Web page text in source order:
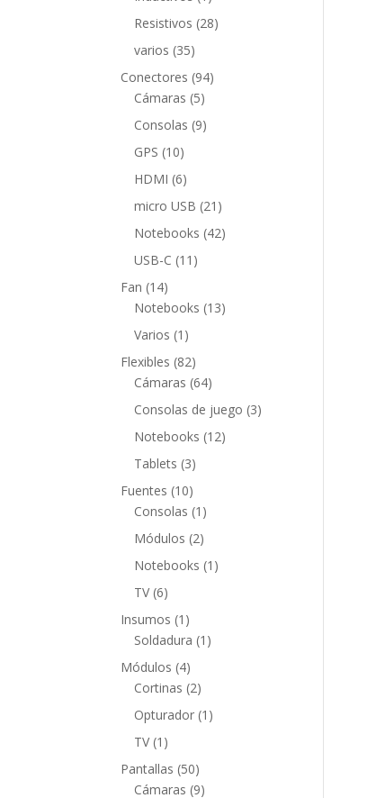
producto
Resistivos 2828
varios 3535
productos
Conectores 9494
Cámaras 55
productos
Consolas 99
GPS 1010
productos
HDMI 66
productos
micro USB 21 21
productos
Notebooks 4242
USB-C 11 11
Fan 1414
productos
Notebooks 1313
Varios 1 1
producto
Flexibles 8282
productos
Cámaras 6464
productos
Consolas de juego 33
Notebooks 1212
Tablets 33
productos
Fuentes 1010
productos
Consolas 1 1
producto
Módulos 22
productos
Notebooks 1 1
TV 66
productos
Insumos 1 1
producto
Soldadura 1 1
Módulos 44
productos
Cortinas 22
productos
Opturador 1 1
TV 1 1
producto
Pantallas 5050
productos
Cámaras 99